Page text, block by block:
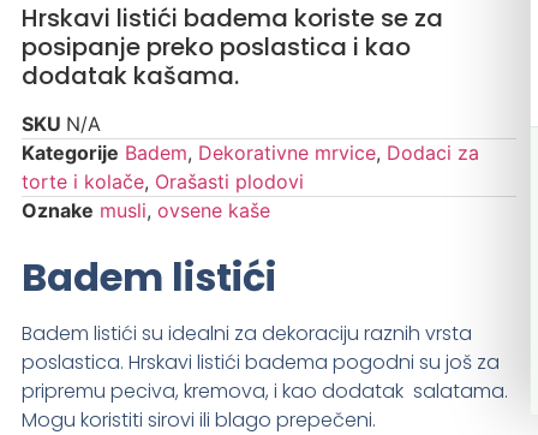
Hrskavi listići badema koriste se za
posipanje preko poslastica i kao
dodatak kašama.
SKU N/A
Kategorije Badem, Dekorativne mrvice, Dodaci za
torte i kolače, Orašasti plodovi
Oznake musli, ovsene kaše
Badem listići
Badem listići su idealni za dekoraciju raznih vrsta
poslastica. Hrskavi listići badema pogodni su još za
pripremu peciva, kremova, i kao dodatak salatama.
Mogu koristiti sirovi ili blago prepečeni.